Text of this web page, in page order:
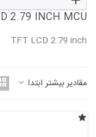
2.79 INCH MCU
TFT LCD 2.79 inch
مقادیر بیشتر ابتدا